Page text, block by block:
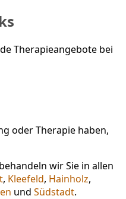
Therapieangebote bei
oder Therapie haben,
wir Sie in allen
, Kleefeld, Hainholz,
und Südstadt.